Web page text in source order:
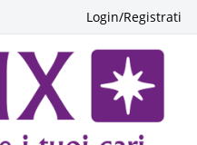
Login/Registrati